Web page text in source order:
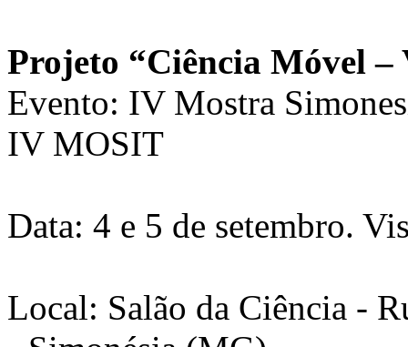
Projeto “Ciência Móvel –
Evento: IV Mostra
IV MOSIT
Data: 4 e 5 de setembro.
Local: Salão da Ciência -